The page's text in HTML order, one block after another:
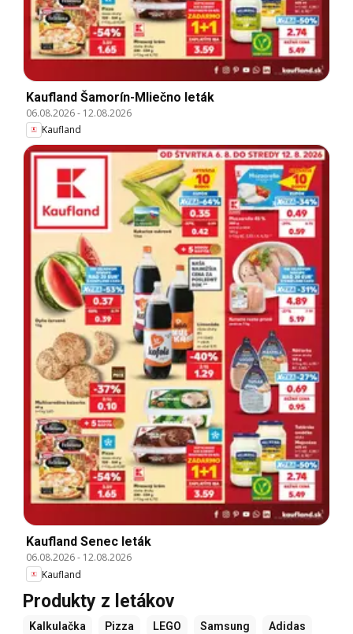
Kaufland Šamorín-Mliečno leták
06.08.2026- 12.08.2026
Kaufland
Kaufland Senec leták
06.08.2026- 12.08.2026
Kaufland
Produkty z letákov
Kalkulačka Pizza LEGO Samsung Adidas